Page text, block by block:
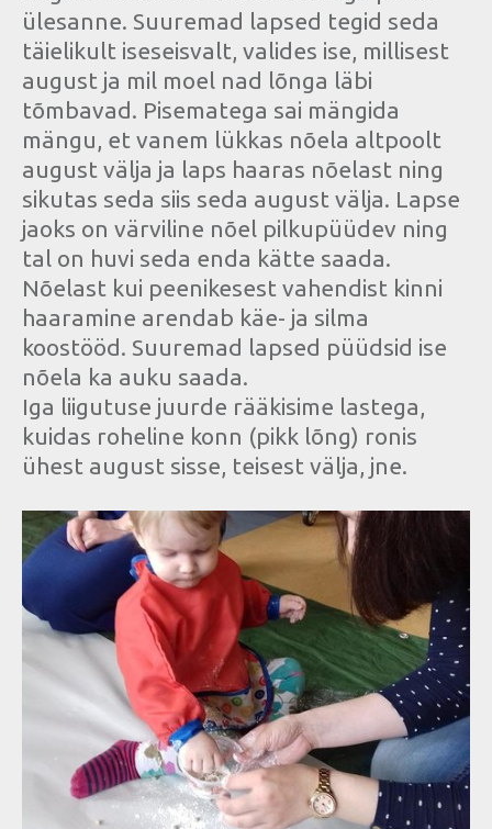
ülesanne. Suuremad lapsed tegid seda
täielikult iseseisvalt, valides ise, millisest
august ja mil moel nad lõnga läbi
tõmbavad. Pisematega sai mängida
mängu, et vanem lükkas nõela altpoolt
august välja ja laps haaras nõelast ning
sikutas seda siis seda august välja. Lapse
jaoks on värviline nõel pilkupüüdev ning
tal on huvi seda enda kätte saada.
Nõelast kui peenikesest vahendist kinni
haaramine arendab käe- ja silma
koostööd. Suuremad lapsed püüdsid ise
nõela ka auku saada.
Iga liigutuse juurde rääkisime lastega,
kuidas roheline konn (pikk lõng) ronis
ühest august sisse, teisest välja, jne.